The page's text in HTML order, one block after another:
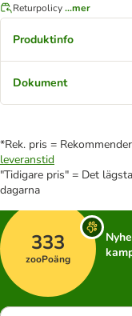
Returpolicy...mer
Produktinfo
Dokument
*Rek. pris =
leveranstid
"Tidigare pris" = Det
dagarna
333
zooPoäng